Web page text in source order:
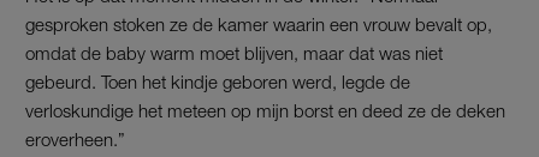
gesproken stoken ze de kamer waarin een vrouw bevalt op,
omdat de baby warm moet blijven, maar dat was niet
gebeurd. Toen het kindje geboren werd, legde de
verloskundige het meteen op mijn borst en deed ze de deken
eroverheen.”